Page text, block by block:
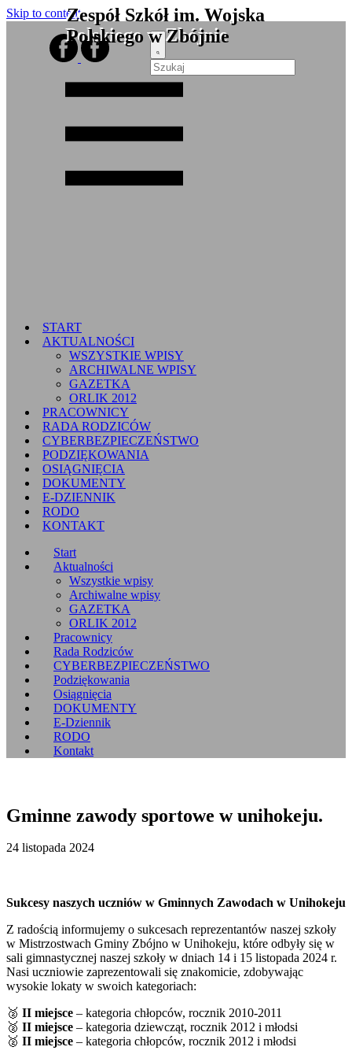
Skip to contentZespół Szkół im. Wojska
Polskiego w Zbójnie
START
AKTUALNOŚCI
WSZYSTKIE WPISY
ARCHIWALNE WPISY
GAZETKA
ORLIK 2012
PRACOWNICY
RADA RODZICÓW
CYBERBEZPIECZEŃSTWO
PODZIĘKOWANIA
OSIĄGNIĘCIA
DOKUMENTY
E-DZIENNIK
RODO
KONTAKT
Start
Aktualności
Wszystkie wpisy
Archiwalne wpisy
GAZETKA
ORLIK 2012
Pracownicy
Rada Rodziców
CYBERBEZPIECZEŃSTWO
Podziękowania
Osiągnięcia
DOKUMENTY
E-Dziennik
RODO
Kontakt
Gminne zawody sportowe w unihokeju.
24 listopada 2024
Sukcesy naszych uczniów w Gminnych Zawodach w Unihokeju
Z radością informujemy o sukcesach reprezentantów naszej szkoły
w Mistrzostwach Gminy Zbójno w Unihokeju, które odbyły się w
sali gimnastycznej naszej szkoły w dniach 14 i 15 listopada 2024 r.
Nasi uczniowie zaprezentowali się znakomicie, zdobywając
wysokie lokaty w swoich kategoriach:
🥈 II miejsce – kategoria chłopców, rocznik 2010-2011
🥈 II miejsce – kategoria dziewcząt, rocznik 2012 i młodsi
🥈 II miejsce – kategoria chłopców, rocznik 2012 i młodsi